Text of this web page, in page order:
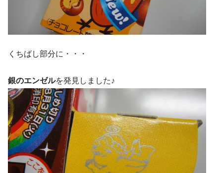
くちばし部分に・・・
銀のエンゼルを発見しました♪